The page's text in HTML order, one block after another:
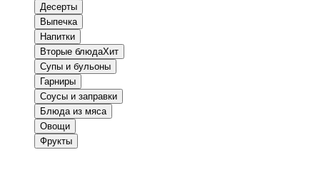
Десерты
Выпечка
Напитки
Вторые блюдаХит
Супы и бульоны
Гарниры
Соусы и заправки
Блюда из мяса
Овощи
Фрукты